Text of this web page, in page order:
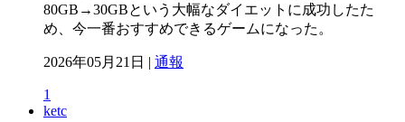
80GB→30GBという大幅なダイエットに成功したた
め、今一番おすすめできるゲームになった。
2026年05月21日 | 通報
1
ketc